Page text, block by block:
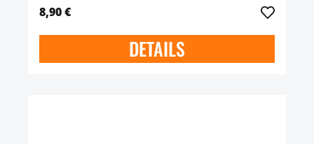
8,90 €
DETAILS